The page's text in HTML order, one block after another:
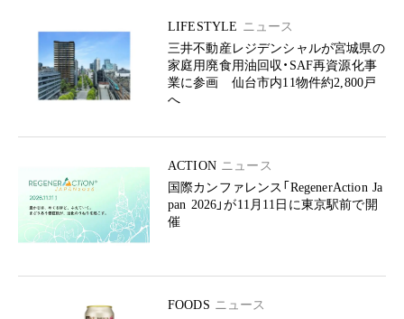
LIFESTYLE ニュース
三井不動産レジデンシャルが宮城県の
家庭用廃食用油回収・SAF再資源化事
業に参画 仙台市内11物件約2,800戸
へ
ACTION ニュース
国際カンファレンス「RegenerAction Ja
pan 2026」が11月11日に東京駅前で開
催
FOODS ニュース